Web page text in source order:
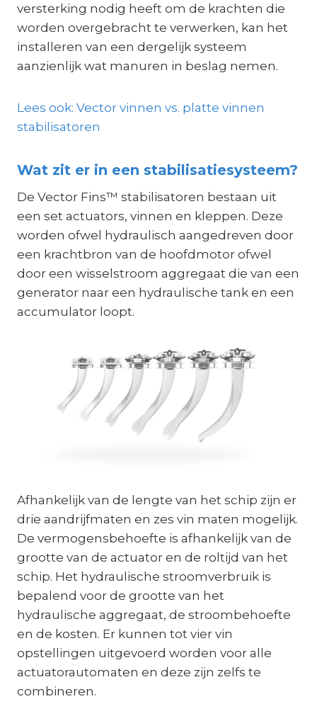
versterking nodig heeft om de krachten die
worden overgebracht te verwerken, kan het
installeren van een dergelijk systeem
aanzienlijk wat manuren in beslag nemen.
Lees ook: Vector vinnen vs. platte vinnen
stabilisatoren
Wat zit er in een stabilisatiesysteem?
De Vector Fins™ stabilisatoren bestaan uit
een set actuators, vinnen en kleppen. Deze
worden ofwel hydraulisch aangedreven door
een krachtbron van de hoofdmotor ofwel
door een wisselstroom aggregaat die van een
generator naar een hydraulische tank en een
accumulator loopt.
Afhankelijk van de lengte van het schip zijn er
drie aandrijfmaten en zes vin maten mogelijk.
De vermogensbehoefte is afhankelijk van de
grootte van de actuator en de roltijd van het
schip. Het hydraulische stroomverbruik is
bepalend voor de grootte van het
hydraulische aggregaat, de stroombehoefte
en de kosten. Er kunnen tot vier vin
opstellingen uitgevoerd worden voor alle
actuatorautomaten en deze zijn zelfs te
combineren.